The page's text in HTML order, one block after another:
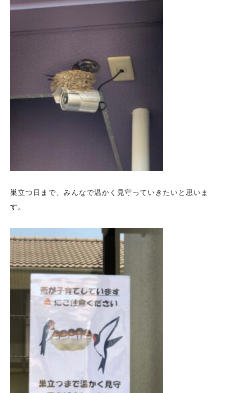
巣立つ日まで、みんなで温かく見守っていきたいと思いま
す。